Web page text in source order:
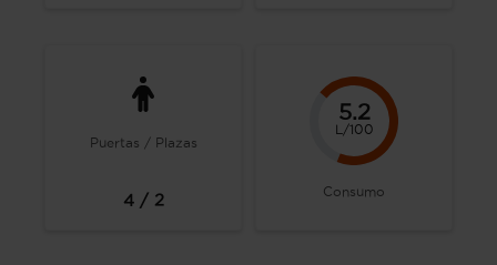
Puertas / Plazas
4 / 2
5.2
L/100
Consumo